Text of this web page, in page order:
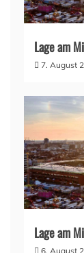
Lage am
7. August
Lage am
6. August